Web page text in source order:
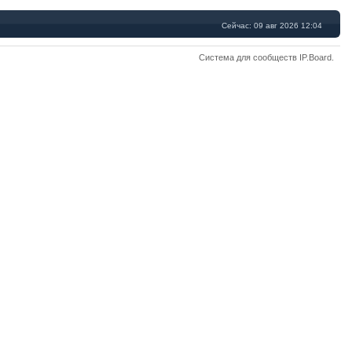
Сейчас: 09 авг 2026 12:04
Система для сообществ IP.Board